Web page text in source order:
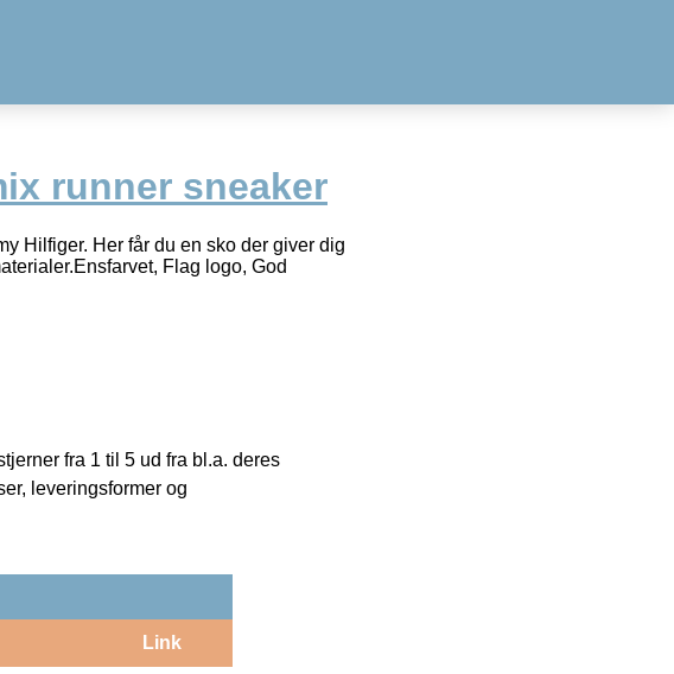
runner sneaker
Hilfiger. Her får du en sko der giver dig
Flag logo, God
fra 1 til 5 ud fra bl.a. deres
leveringsformer og
Link